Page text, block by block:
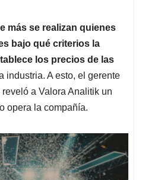
más se realizan quienes
bajo qué criterios la
los precios de las
industria. A esto, el gerente
a Valora Analitik un
opera la compañía.